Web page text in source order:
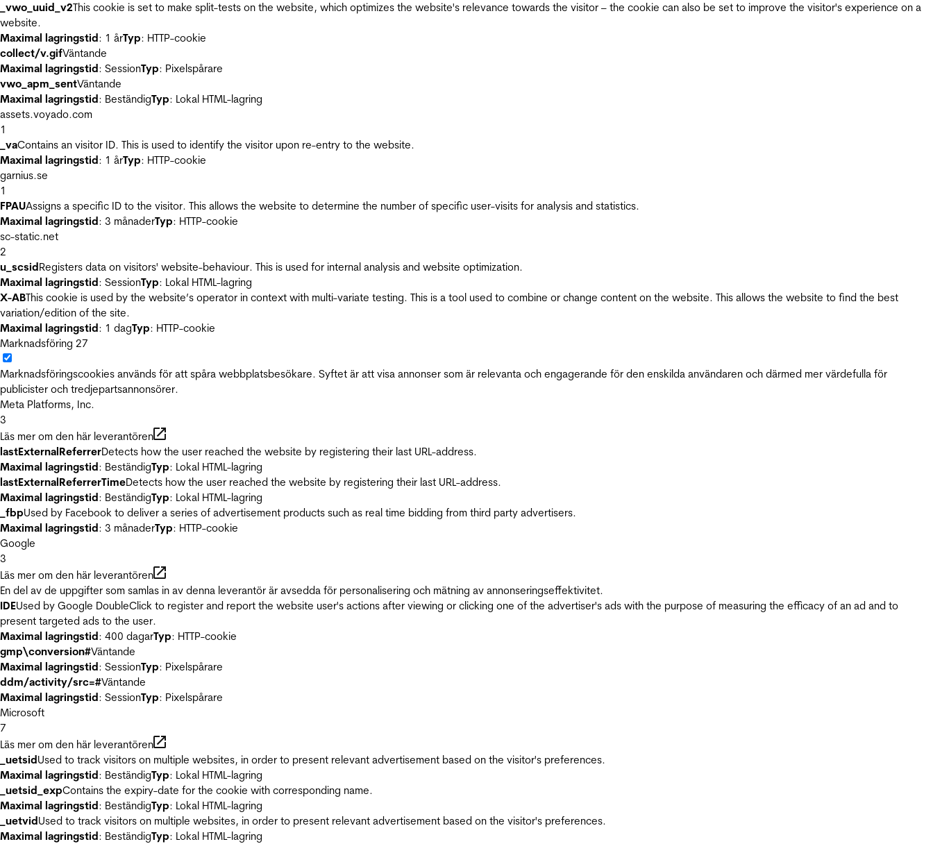
_vwo_uuid_v2This cookie is set to make split-tests on the website, which optimizes the website's relevance towards the visitor – the cookie can also be set to improve the visitor's experience on a
website.
Maximal lagringstid: 1 årTyp: HTTP-cookie
collect/v.gifVäntande
Maximal lagringstid: SessionTyp: Pixelspårare
vwo_apm_sentVäntande
Maximal lagringstid: BeständigTyp: Lokal HTML-lagring
assets.voyado.com
1
_vaContains an visitor ID. This is used to identify the visitor upon re-entry to the website.
Maximal lagringstid: 1 årTyp: HTTP-cookie
garnius.se
1
FPAUAssigns a specific ID to the visitor. This allows the website to determine the number of specific user-visits for analysis and statistics.
Maximal lagringstid: 3 månaderTyp: HTTP-cookie
sc-static.net
2
u_scsidRegisters data on visitors' website-behaviour. This is used for internal analysis and website optimization.
Maximal lagringstid: SessionTyp: Lokal HTML-lagring
X-ABThis cookie is used by the website’s operator in context with multi-variate testing. This is a tool used to combine or change content on the website. This allows the website to find the best
variation/edition of the site.
Maximal lagringstid: 1 dagTyp: HTTP-cookie
Marknadsföring 27
Marknadsföringscookies används för att spåra webbplatsbesökare. Syftet är att visa annonser som är relevanta och engagerande för den enskilda användaren och därmed mer värdefulla för
publicister och tredjepartsannonsörer.
Meta Platforms, Inc.
3
Läs mer om den här leverantören
lastExternalReferrerDetects how the user reached the website by registering their last URL-address.
Maximal lagringstid: BeständigTyp: Lokal HTML-lagring
lastExternalReferrerTimeDetects how the user reached the website by registering their last URL-address.
Maximal lagringstid: BeständigTyp: Lokal HTML-lagring
_fbpUsed by Facebook to deliver a series of advertisement products such as real time bidding from third party advertisers.
Maximal lagringstid: 3 månaderTyp: HTTP-cookie
Google
3
Läs mer om den här leverantören
En del av de uppgifter som samlas in av denna leverantör är avsedda för personalisering och mätning av annonseringseffektivitet.
IDEUsed by Google DoubleClick to register and report the website user's actions after viewing or clicking one of the advertiser's ads with the purpose of measuring the efficacy of an ad and to
present targeted ads to the user.
Maximal lagringstid: 400 dagarTyp: HTTP-cookie
gmp\conversion#Väntande
Maximal lagringstid: SessionTyp: Pixelspårare
ddm/activity/src=#Väntande
Maximal lagringstid: SessionTyp: Pixelspårare
Microsoft
7
Läs mer om den här leverantören
_uetsidUsed to track visitors on multiple websites, in order to present relevant advertisement based on the visitor's preferences.
Maximal lagringstid: BeständigTyp: Lokal HTML-lagring
_uetsid_expContains the expiry-date for the cookie with corresponding name.
Maximal lagringstid: BeständigTyp: Lokal HTML-lagring
_uetvidUsed to track visitors on multiple websites, in order to present relevant advertisement based on the visitor's preferences.
Maximal lagringstid: BeständigTyp: Lokal HTML-lagring